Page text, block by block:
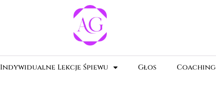
Indywidualne Lekcje Śpiewu Głos Coaching